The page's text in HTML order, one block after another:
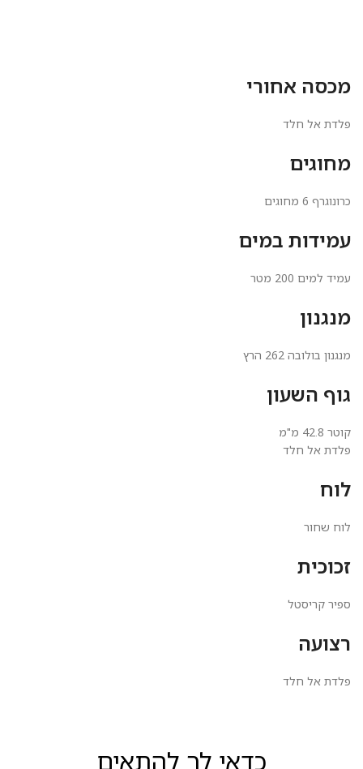
מכסה אחורי
פלדת אל חלד
מחוגים
כרונוגרף 6 מחוגים
עמידות במים
עמיד למים 200 מטר
מנגנון
מנגנון בולובה 262 הרץ
גוף השעון
קוטר 42.8 מ"מ
פלדת אל חלד
לוח
לוח שחור
זכוכית
ספיר קריסטל
רצועה
פלדת אל חלד
כדאי לך להתאים